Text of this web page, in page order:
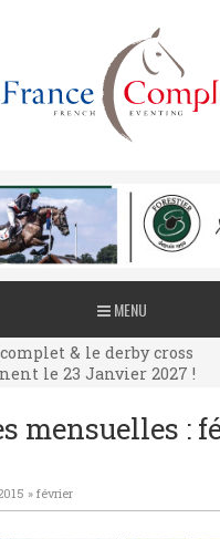
MENU
& le derby cross
le 23 Janvier 2027 !
& le derby cross
le 23 Janvier 2027 !
le 23 Janvier 2027 !
mensuelles :
» février